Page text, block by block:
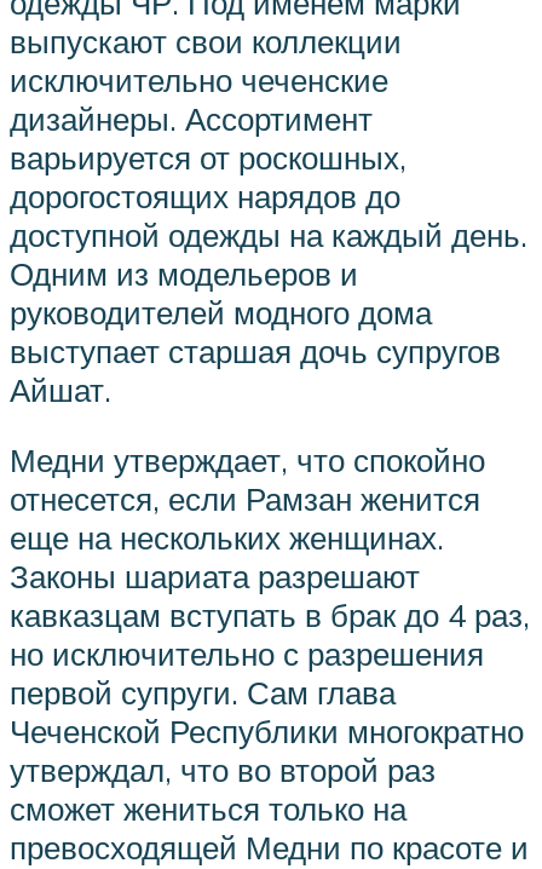
выпускают свои коллекции
исключительно чеченские
дизайнеры. Ассортимент
варьируется от роскошных,
дорогостоящих нарядов до
доступной одежды на каждый день.
Одним из модельеров и
руководителей модного дома
выступает старшая дочь супругов
Айшат.
Медни утверждает, что спокойно
отнесется, если Рамзан женится
еще на нескольких женщинах.
Законы шариата разрешают
кавказцам вступать в брак до 4 раз,
но исключительно с разрешения
первой супруги. Сам глава
Чеченской Республики многократно
утверждал, что во второй раз
сможет жениться только на
превосходящей Медни по красоте и